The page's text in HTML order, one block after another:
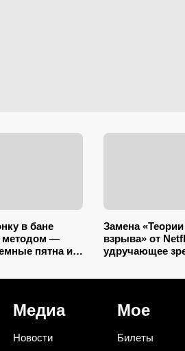
в бане
методом —
пятна и
Замена
взрыва» от
удручающее
Медиа
Новости
Мое
Билеты